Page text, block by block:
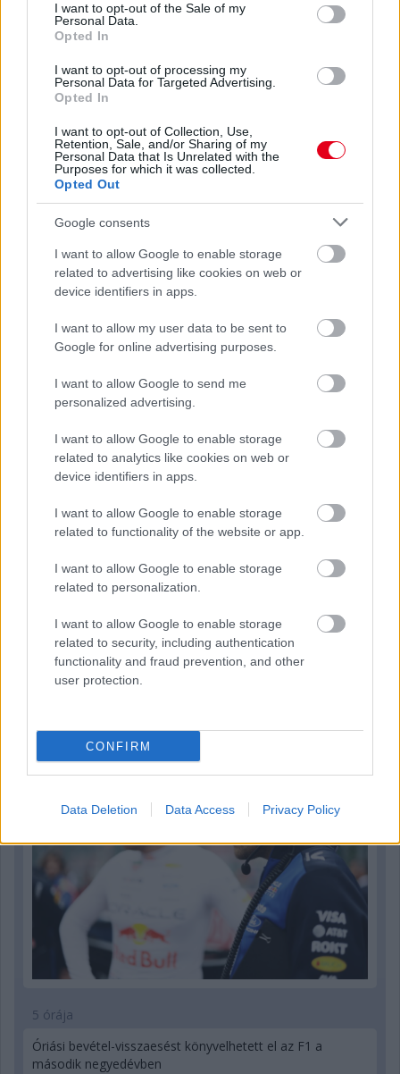
I want to opt-out of the Sale of my
Personal Data.
Opted In
I want to opt-out of processing my
Personal Data for Targeted Advertising.
Opted In
I want to opt-out of Collection, Use,
Retention, Sale, and/or Sharing of my
Personal Data that Is Unrelated with the
Purposes for which it was collected.
Opted Out
Google consents
I want to allow Google to enable storage
related to advertising like cookies on web or
device identifiers in apps.
I want to allow my user data to be sent to
Google for online advertising purposes.
I want to allow Google to send me
personalized advertising.
I want to allow Google to enable storage
related to analytics like cookies on web or
device identifiers in apps.
I want to allow Google to enable storage
related to functionality of the website or app.
I want to allow Google to enable storage
related to personalization.
I want to allow Google to enable storage
related to security, including authentication
functionality and fraud prevention, and other
user protection.
CONFIRM
Data Deletion Data Access Privacy Policy
előző hírek következő hírek
Hallgasd meg a Formula Podcast
Kövess minket a Facebookon
Parc Fermé
MotoGP: Bezzecchi közel egy másodpercet javított a
körrekordon
47 perce
Bullhoz?
5 órája
Óriási bevétel-visszaesést könyvelhetett el az F1 a
második negyedévben